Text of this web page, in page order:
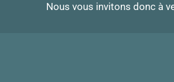
Nous vous invitons donc à